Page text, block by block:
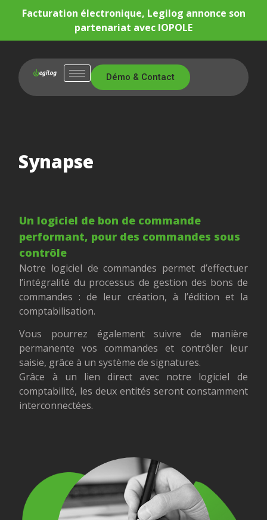
Facturation électronique, Legilog annonce son
partenariat avec IOPOLE
Démo & Contact
Synapse
Un logiciel de bon de commande
performant, pour des commandes sous
contrôle
Notre logiciel de commandes permet d’effectuer
l’intégralité du processus de gestion des bons de
commandes : de leur création, à l’édition et la
comptabilisation.
Vous pourrez également suivre de manière
permanente vos commandes et contrôler leur
saisie, grâce à un système de signatures.
Grâce à un lien direct avec notre logiciel de
comptabilité, les deux entités seront constamment
interconnectées.